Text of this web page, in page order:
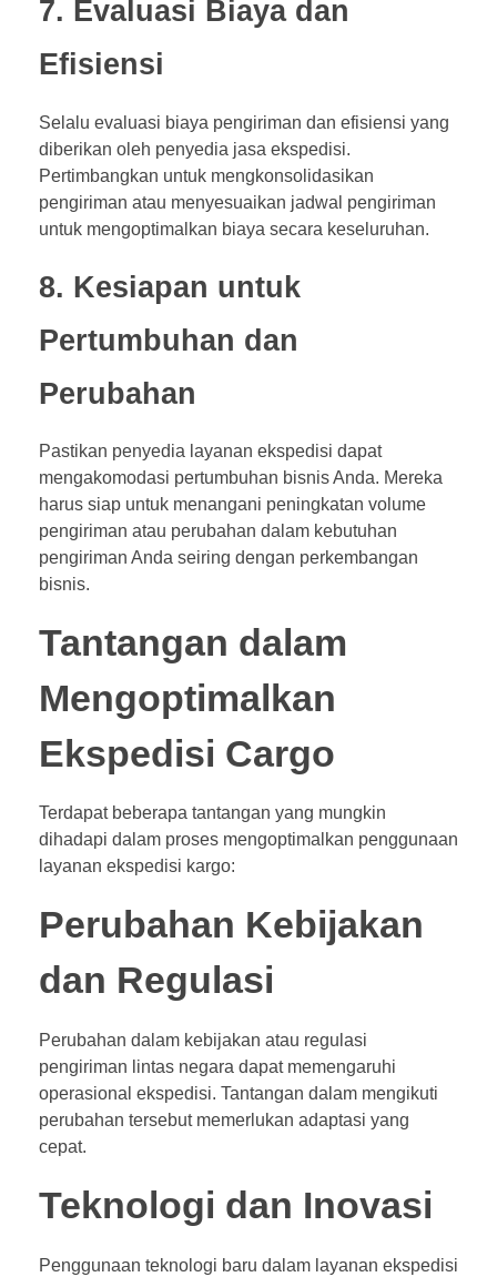
7. Evaluasi Biaya dan
Efisiensi
Selalu evaluasi biaya pengiriman dan efisiensi yang
diberikan oleh penyedia jasa ekspedisi.
Pertimbangkan untuk mengkonsolidasikan
pengiriman atau menyesuaikan jadwal pengiriman
untuk mengoptimalkan biaya secara keseluruhan.
8. Kesiapan untuk
Pertumbuhan dan
Perubahan
Pastikan penyedia layanan ekspedisi dapat
mengakomodasi pertumbuhan bisnis Anda. Mereka
harus siap untuk menangani peningkatan volume
pengiriman atau perubahan dalam kebutuhan
pengiriman Anda seiring dengan perkembangan
bisnis.
Tantangan dalam
Mengoptimalkan
Ekspedisi Cargo
Terdapat beberapa tantangan yang mungkin
dihadapi dalam proses mengoptimalkan penggunaan
layanan ekspedisi kargo:
Perubahan Kebijakan
dan Regulasi
Perubahan dalam kebijakan atau regulasi
pengiriman lintas negara dapat memengaruhi
operasional ekspedisi. Tantangan dalam mengikuti
perubahan tersebut memerlukan adaptasi yang
cepat.
Teknologi dan Inovasi
Penggunaan teknologi baru dalam layanan ekspedisi